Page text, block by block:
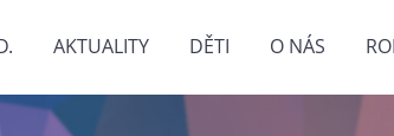
AKTUALITY DĚTI O NÁS